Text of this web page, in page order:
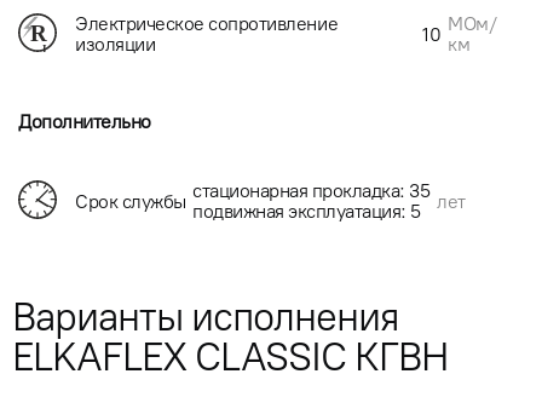
Электрическое сопротивление
изоляции
10 МОм/
км
Дополнительно
Срок службы стационарная прокладка: 35
подвижная эксплуатация: 5
лет
Варианты исполнения
ELKAFLEX CLASSIC КГВН